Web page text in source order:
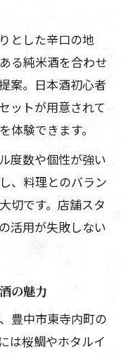
とした辛口の地
る純米酒を合わせ
案。日本酒初心者
ットが用意されて
体験できます。
度数や個性が強い
、料理とのバラン
切です。店舗スタ
活用が失敗しない
の魅力
豊中市東寺内町の
は桜鯛やホタルイ